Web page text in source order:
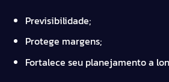
Previsibilidade;
Protege margens;
Fortalece seu planejamento a